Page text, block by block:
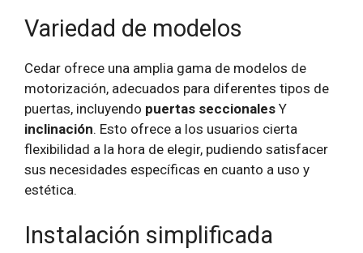
Variedad de modelos
Cedar ofrece una amplia gama de modelos de
motorización, adecuados para diferentes tipos de
puertas, incluyendo puertas seccionales Y
inclinación. Esto ofrece a los usuarios cierta
flexibilidad a la hora de elegir, pudiendo satisfacer
sus necesidades específicas en cuanto a uso y
estética.
Instalación simplificada